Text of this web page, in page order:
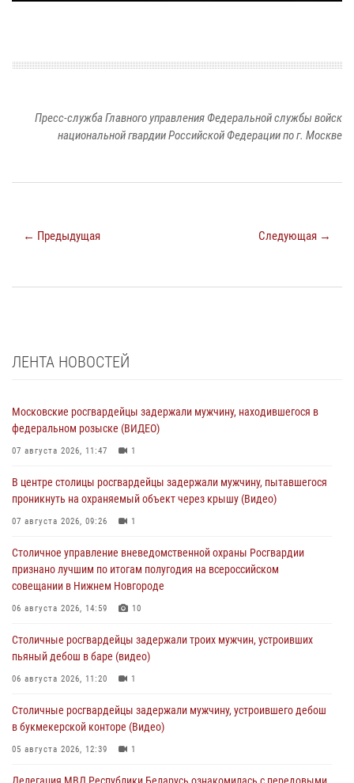
Пресс-служба Главного управления Федеральной службы войск
национальной гвардии Российской Федерации по г. Москве
← Предыдущая Следующая →
ЛЕНТА НОВОСТЕЙ
Московские росгвардейцы задержали мужчину, находившегося в
федеральном розыске (ВИДЕО)
07 августа 2026, 11:47 1
В центре столицы росгвардейцы задержали мужчину, пытавшегося
проникнуть на охраняемый объект через крышу (Видео)
07 августа 2026, 09:26 1
Столичное управление вневедомственной охраны Росгвардии
признано лучшим по итогам полугодия на всероссийском
совещании в Нижнем Новгороде
06 августа 2026, 14:59 10
Столичные росгвардейцы задержали троих мужчин, устроивших
пьяный дебош в баре (видео)
06 августа 2026, 11:20 1
Столичные росгвардейцы задержали мужчину, устроившего дебош
в букмекерской конторе (Видео)
05 августа 2026, 12:39 1
Делегация МВД Республики Беларусь ознакомилась с передовыми